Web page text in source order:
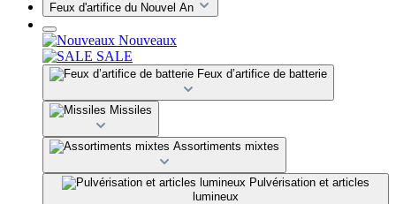
Feux d'artifice du Nouvel An
Nouveaux
SALE
Feux d’artifice de batterie
Missiles
Assortiments mixtes
Pulvérisation et articles
lumineux